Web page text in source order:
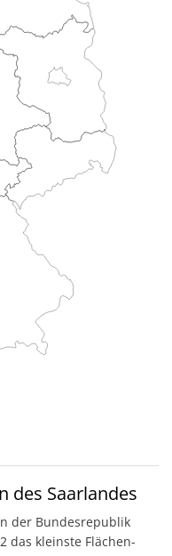
des Saarlandes
der Bundesrepublik
das kleinste Flächen-